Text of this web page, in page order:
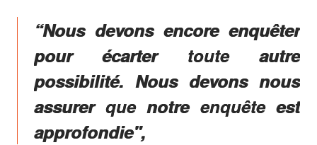
“Nous devons encore enquêter
pour écarter toute autre
possibilité. Nous devons nous
assurer que notre enquête est
approfondie",